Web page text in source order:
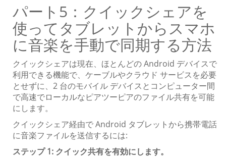
パート5：クイックシェアを
使ってタブレットからスマホ
に音楽を手動で同期する方法
クイックシェアは現在、ほとんどの Android デバイスで
利用できる機能で、ケーブルやクラウド サービスを必要
とせずに、2 台のモバイル デバイスとコンピューター間
で高速でローカルなピアツーピアのファイル共有を可能
にします。
クイックシェア経由で Android タブレットから携帯電話
に音楽ファイルを送信するには:
ステップ 1: クイック共有を有効にします。